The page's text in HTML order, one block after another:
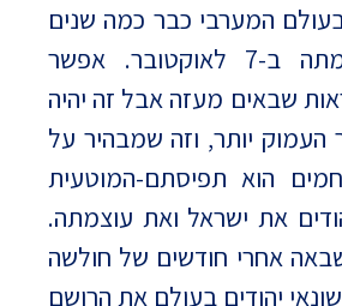
המערבי כבר כמה שנים
פרצה במלא עוצמתה ב-7 לאוקטובר. אפשר
שבאים מעזה אבל זה יהיה
יותר, וזה שמבהיר על
הוא תפיסתם-המוטעית
את ישראל ואת עוצמתה.
אחרי חודשים של חולשה
יהודים בעולם את הרושם